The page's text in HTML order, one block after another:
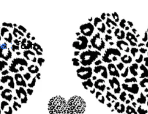
:fait